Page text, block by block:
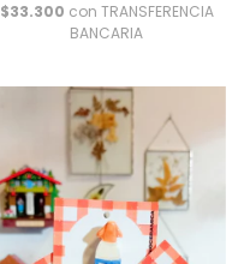
$33.300 con TRANSFERENCIA
BANCARIA